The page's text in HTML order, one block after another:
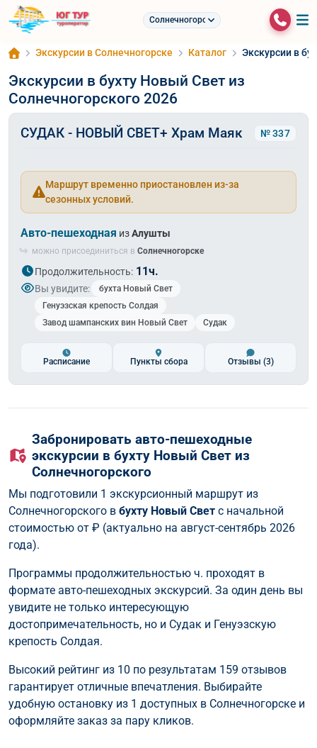
Солнечногорское
Экскурсии в Солнечногорске Каталог Экскурсии в
Экскурсии в бухту Новый Свет из
Солнечногорского 2026
СУДАК - НОВЫЙ СВЕТ+ Храм Маяк № 337
Маршрут временно приостановлен из-за
сезонных условий.
Авто-пешеходная изАлушты
можно присоединиться в Солнечногорске
Продолжительность: 11ч.
Вы увидите:
бухта Новый Свет
Генуэзская крепость Солдая
Завод шампанских вин Новый Свет
Судак
Расписание Пункты сбора Отзывы (3)
Забронировать авто-пешеходные
экскурсии в бухту Новый Свет из
Солнечногорского
Мы подготовили 1 экскурсионный маршрут из
Солнечногорского в бухту Новый Свет с начальной
стоимостью от ₽ (актуально на август-сентябрь 2026
года).
Программы продолжительностью ч. проходят в
формате авто-пешеходных экскурсий. За один день вы
увидите не только интересующую
достопримечательность, но и Судак и Генуэзскую
крепость Солдая.
Высокий рейтинг из 10 по результатам 159 отзывов
гарантирует отличные впечатления. Выбирайте
удобную остановку из 1 доступных в Солнечногорске и
оформляйте заказ за пару кликов.